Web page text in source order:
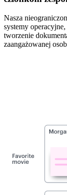
Nasza
systemy
tworzenie
zaangażowanej